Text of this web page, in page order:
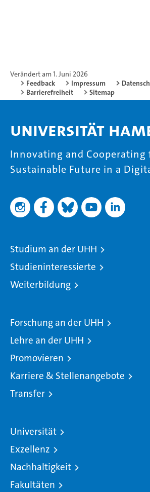
Verändert am 1. Juni 2026
Feedback
Impressum
Barrierefreiheit
Sitemap
Universität
Innovating and Cooperating
Sustainable Future in a
Studium an der UHH
Studieninteressierte
Weiterbildung
Forschung an der UHH
Lehre an der UHH
Promovieren
Karriere & Stellenangebote
Transfer
Universität
Exzellenz
Nachhaltigkeit
Fakultäten